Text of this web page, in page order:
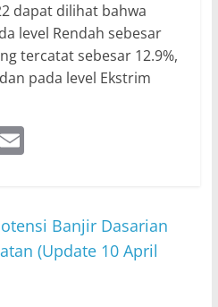
dapat dilihat bahwa
level Rendah sebesar
tercatat sebesar 12.9%,
pada level Ekstrim
E
l
Banjir Dasarian
(Update 10 April